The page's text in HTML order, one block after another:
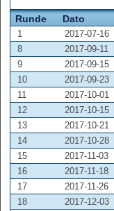
Runde Dato
1 2017-07-16
8
2017-09-11
9
2017-09-15
10
2017-09-23
11
2017-10-01
12
2017-10-15
13
2017-10-21
14
2017-10-28
15
2017-11-03
16
2017-11-18
17
2017-11-26
18
2017-12-03